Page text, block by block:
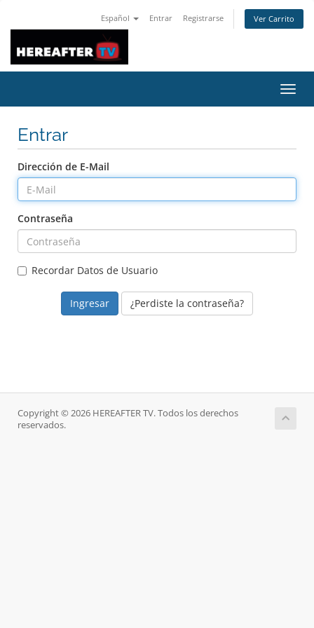
Español Entrar Registrarse Ver Carrito
Entrar
Dirección de E-Mail
Contraseña
Recordar Datos de Usuario
¿Perdiste la contraseña?
Copyright © 2026 HEREAFTER TV. Todos los derechos
reservados.